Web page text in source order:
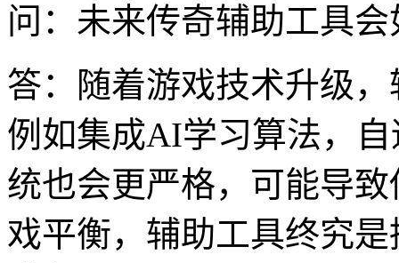
问：未来传奇辅助工具
答：随着游戏技术升级
例如集成AI学习算法，
统也会更严格，可能导
戏平衡，辅助工具终究